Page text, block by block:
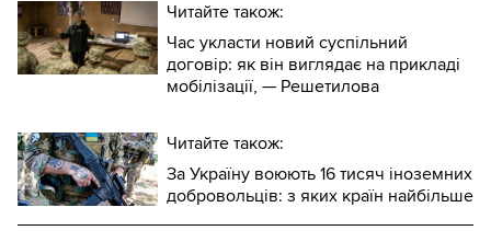
Читайте також:
Час укласти новий суспільний
договір: як він виглядає на прикладі
мобілізації, — Решетилова
Читайте також:
За Україну воюють 16 тисяч іноземних
добровольців: з яких країн найбільше